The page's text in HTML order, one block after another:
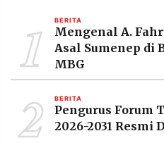
1 BERITA
Mengenal A.
Asal Sumenep di
MBG
2 BERITA
Pengurus Forum
2026-2031 Resmi